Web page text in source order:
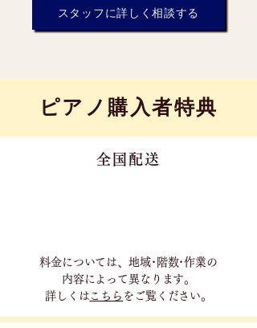
スタッフに詳しく相談する
​ピアノ購入者特典
全国配送
料金については、地域･階数･作業の
内容に よって異なります。
詳しくは こちら をご覧ください。